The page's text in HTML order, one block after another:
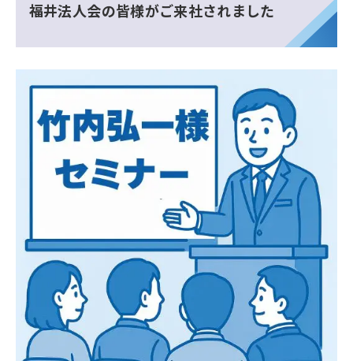
福井法人会の皆様がご来社されました